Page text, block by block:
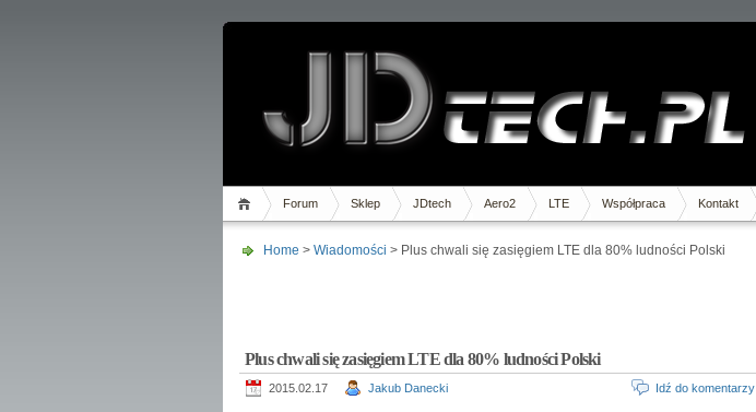
Forum Sklep JDtech Aero2 LTE Współpraca Kontakt
Home > Wiadomości > Plus chwali się zasięgiem LTE dla 80% ludności Polski
Plus chwali się zasięgiem LTE dla 80% ludności Polski
2015.02.17 Jakub Danecki Idź do komentarzy